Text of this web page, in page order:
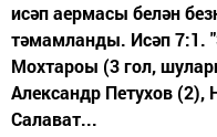
исәп аермасы белән
тәмамланды. Исәп 7:1.
Мохтароы (3 гол,
Александр Петухов
Салават...